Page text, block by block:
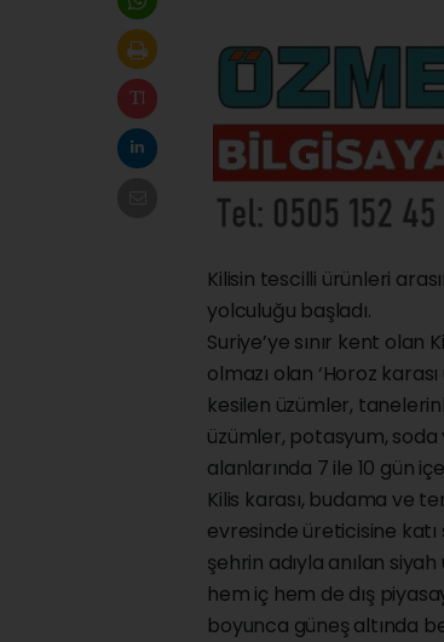
Kilisin tescilli ürünleri
yolculuğu başladı.
Suriye’ye sınır kent
olmazı olan ‘Horoz
kesilen üzümler,
üzümler, potasyum, soda
alanlarında 7 ile 10 gün
Kilis karası, budama ve
evresinde üreticisine katı
şehrin adıyla anılan
hem iç hem de dış
boyunca güneş altında